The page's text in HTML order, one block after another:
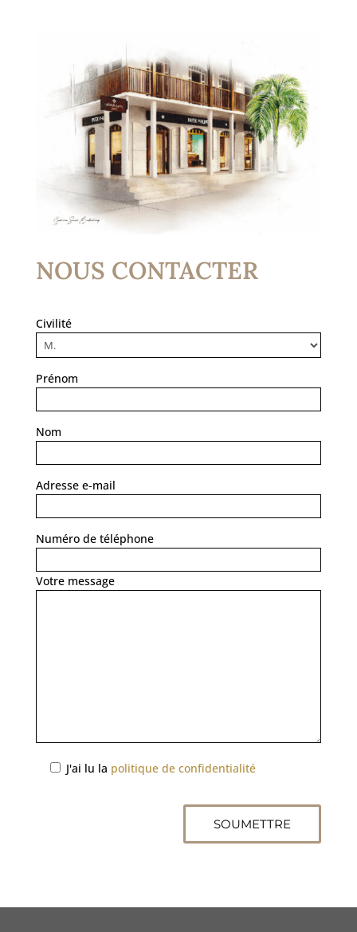
NOUS CONTACTER
Civilité
Prénom
Nom
Adresse e-mail
Numéro de téléphone
Votre message
J'ai lu la politique de confidentialité